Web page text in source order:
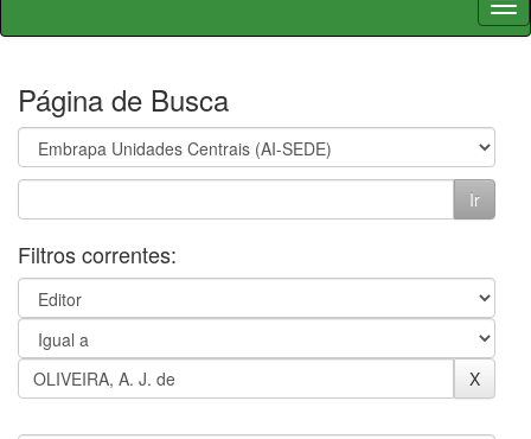
Página de Busca
Filtros correntes: